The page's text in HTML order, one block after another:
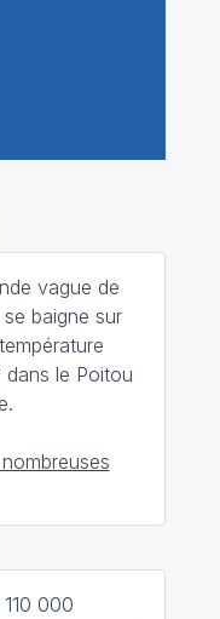
vague de
baigne sur
dans le Poitou
000